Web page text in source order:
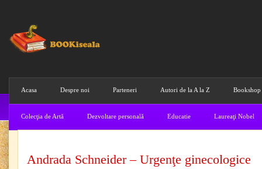
Acasa Despre noi Parteneri Autori de la A la Z Bookshop
Colecţia de Artă Dezvoltare personală Educatie Laureaţi Nobel
Andrada Schneider – Urgenţe ginecologice